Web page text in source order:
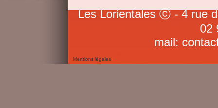
Les Lorientales ⓒ - 4 rue
02
mail:
Mentions légales